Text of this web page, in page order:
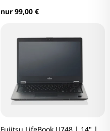
nur 99,00 €
Fujitsu LifeBook U748 | 14" |